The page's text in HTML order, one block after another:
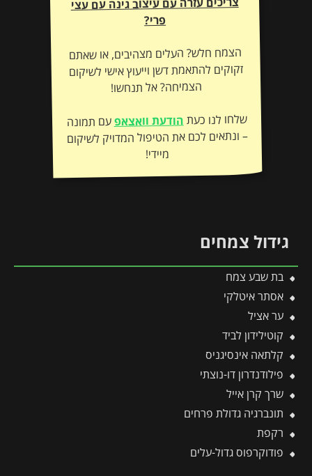
צריכים עזרה עם עיצוב גינה עם עצי
פרי?
הצמח חלש? העלים מצהיבים, או שאתם
זקוקים להתאמת דשן וייעוץ אישי לשיקום
הצמיחה? אל תנחשו!
שלחו לנו כעתהודעת וואצאפעם תמונה
– ונתאים לכם את הטיפול המדויק לשיקום
מיידי!
גידול צמחים
בת שבע צמח
אסתר איטלקי
ער אציל
קוטילידון לביד
קלתאה אינסיגניס
פילודנדרון דו-נוצתי
שרך קרן אייל
תונברגיה גדולת פרחים
רקפת
פודוקרפוס גדול-עלים